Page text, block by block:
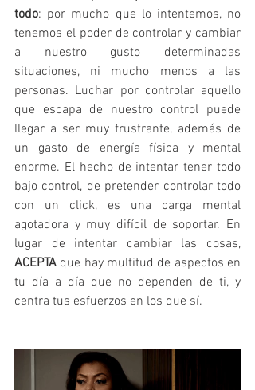
todo: por mucho que lo intentemos, no
tenemos el poder de controlar y cambiar
a nuestro gusto determinadas
situaciones, ni mucho menos a las
personas. Luchar por controlar aquello
que escapa de nuestro control puede
llegar a ser muy frustrante, además de
un gasto de energía física y mental
enorme. El hecho de intentar tener todo
bajo control, de pretender controlar todo
con un click, es una carga mental
agotadora y muy difícil de soportar. En
ACEPTA que hay multitud de aspectos en
tu día a día que no dependen de ti, y
centra tus esfuerzos en los que sí.